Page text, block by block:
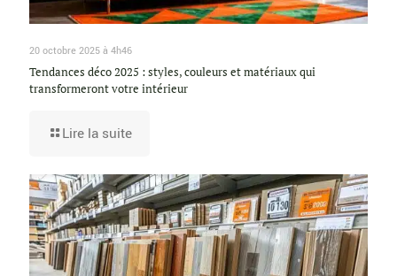
20 octobre 2025 à 4h46
Tendances déco 2025 : styles, couleurs et matériaux qui
transformeront votre intérieur
Lire la suite